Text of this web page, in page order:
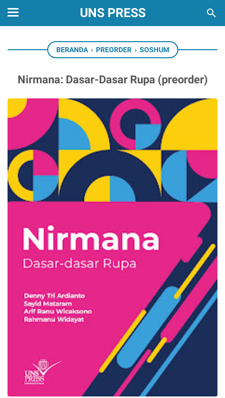
UNS PRESS
BERANDA › PREORDER › SOSHUM
Nirmana: Dasar-Dasar Rupa (preorder)